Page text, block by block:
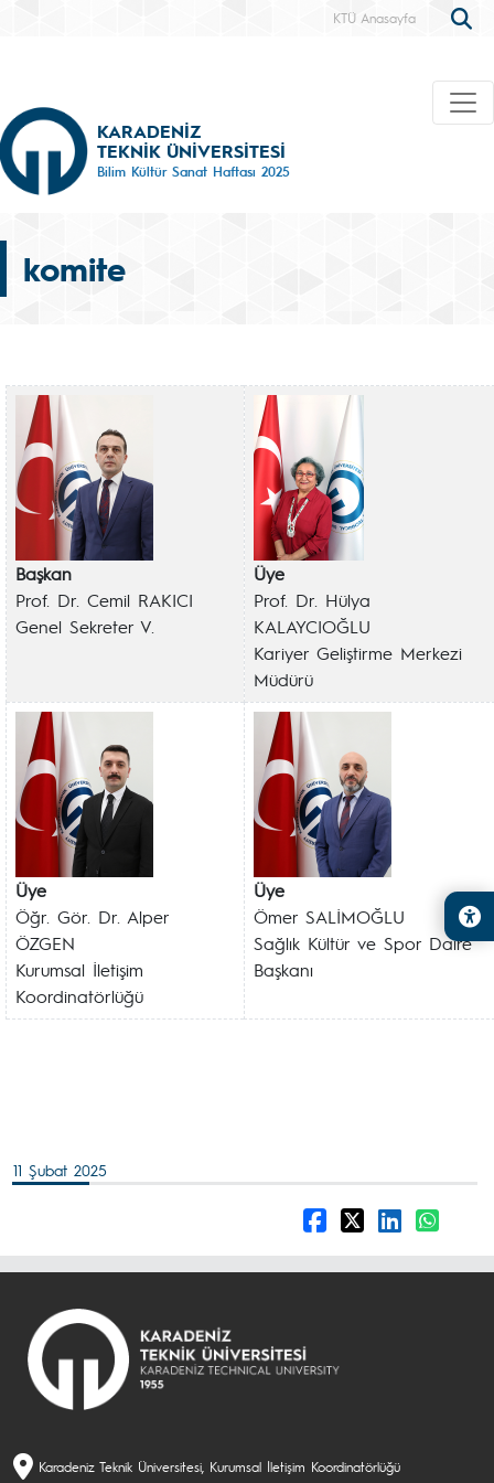
KTÜ Anasayfa
KARADENİZ
TEKNİK ÜNİVERSİTESİ
Bilim Kültür Sanat Haftası 2025
komite
Başkan
Prof. Dr. Cemil RAKICI
Genel Sekreter V.
Üye
Prof. Dr. Hülya
KALAYCIOĞLU
Kariyer Geliştirme Merkezi
Müdürü
Üye
Öğr. Gör. Dr. Alper
ÖZGEN
Kurumsal İletişim
Koordinatörlüğü
Üye
Ömer SALİMOĞLU
Sağlık Kültür ve Spor Daire
Başkanı
11 Şubat 2025
Karadeniz Teknik Üniversitesi, Kurumsal İletişim Koordinatörlüğü